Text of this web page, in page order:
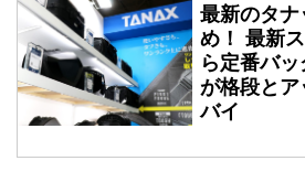
最新のタナ
め！ 最新
ら定番バ
が格段と
バイ